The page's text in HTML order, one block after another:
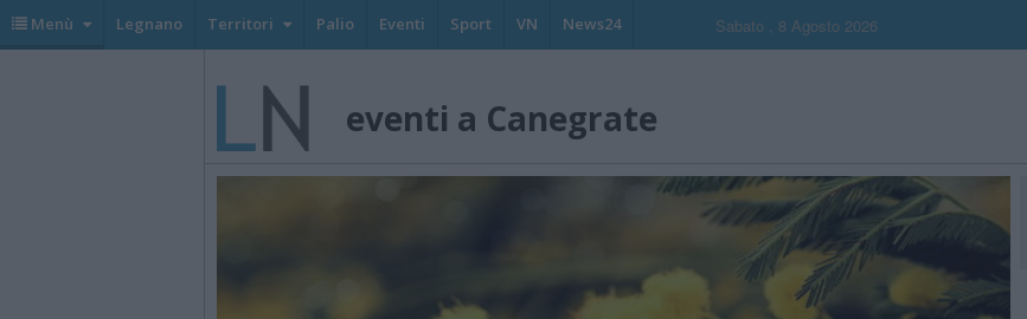
Menù Legnano Territori Palio Eventi Sport VN News24 Sabato , 8 Agosto 2026
eventi a Canegrate